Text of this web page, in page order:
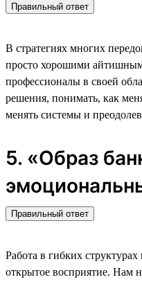
Правильный ответ
В стратегиях многих
просто хорошими
профессионалы в своей
решения, понимать, как
менять системы и
5. «Образ
Правильный ответ
Работа в гибких
открытое восприятие. Нам